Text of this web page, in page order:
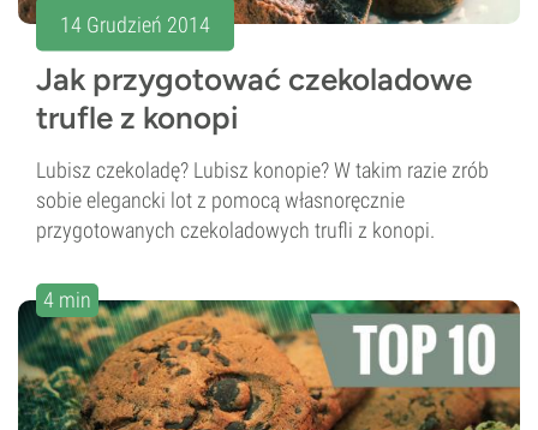
14 Grudzień 2014
Jak przygotować czekoladowe
trufle z konopi
Lubisz czekoladę? Lubisz konopie? W takim razie zrób
sobie elegancki lot z pomocą własnoręcznie
przygotowanych czekoladowych trufli z konopi.
4 min